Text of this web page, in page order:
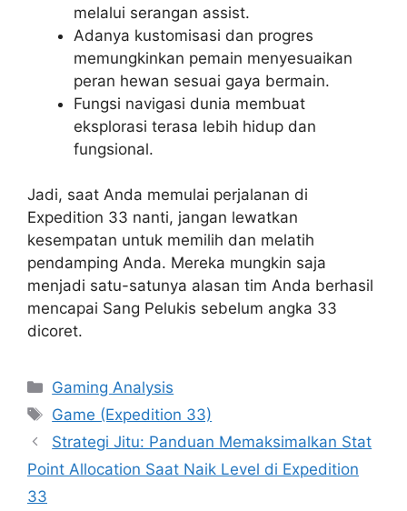
melalui serangan assist.
Adanya kustomisasi dan progres
memungkinkan pemain menyesuaikan
peran hewan sesuai gaya bermain.
Fungsi navigasi dunia membuat
eksplorasi terasa lebih hidup dan
fungsional.
Jadi, saat Anda memulai perjalanan di
Expedition 33 nanti, jangan lewatkan
kesempatan untuk memilih dan melatih
pendamping Anda. Mereka mungkin saja
menjadi satu-satunya alasan tim Anda berhasil
mencapai Sang Pelukis sebelum angka 33
dicoret.
Categories
Gaming Analysis
Tags
Game (Expedition 33)
Strategi Jitu: Panduan Memaksimalkan Stat
Point Allocation Saat Naik Level di Expedition
33